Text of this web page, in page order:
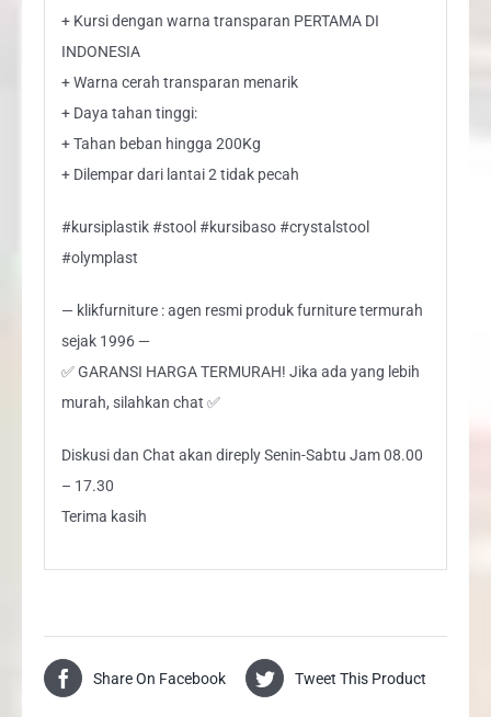
+ Kursi dengan warna transparan PERTAMA DI
INDONESIA
+ Warna cerah transparan menarik
+ Daya tahan tinggi:
+ Tahan beban hingga 200Kg
+ Dilempar dari lantai 2 tidak pecah
#kursiplastik #stool #kursibaso #crystalstool
#olymplast
— klikfurniture : agen resmi produk furniture termurah
sejak 1996 —
✅ GARANSI HARGA TERMURAH! Jika ada yang lebih
murah, silahkan chat ✅
Diskusi dan Chat akan direply Senin-Sabtu Jam 08.00
– 17.30
Terima kasih
Share On Facebook Tweet This Product